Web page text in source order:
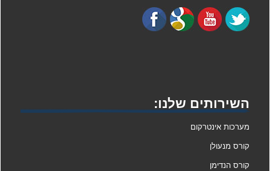
השירותים שלנו:
מערכות אינטרקום
קורס מנעולן
קורס הנדימן